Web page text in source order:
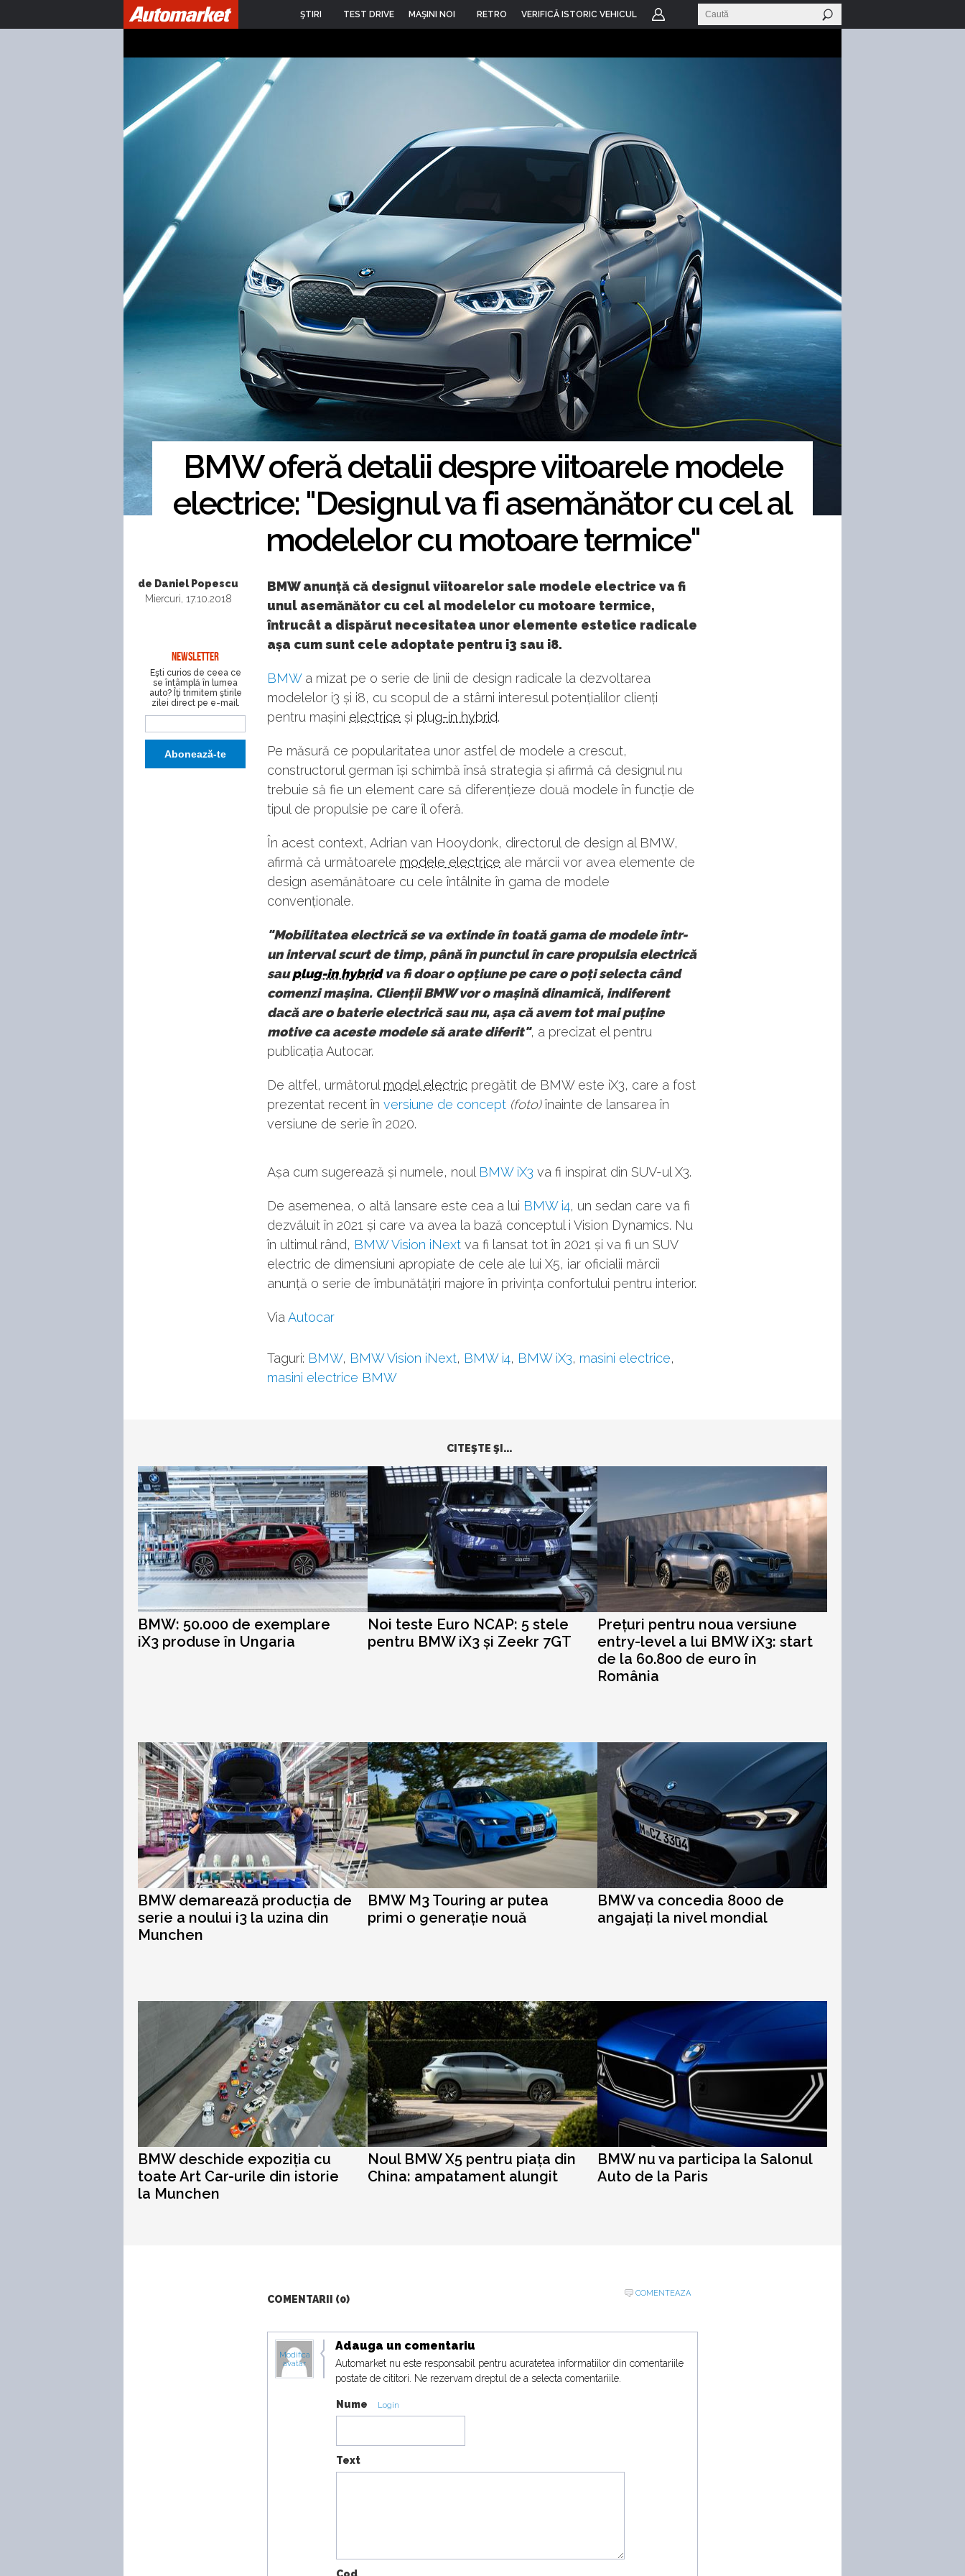
ŞTIRI TEST DRIVE MAŞINI NOI RETRO VERIFICĂ ISTORIC VEHICUL
BMW oferă detalii despre viitoarele modele
electrice: "Designul va fi asemănător cu cel al
modelelor cu motoare termice"
de Daniel Popescu
Miercuri, 17.10.2018
NEWSLETTER
Eşti curios de ceea ce
se întâmplă în lumea
auto? Îţi trimitem ştirile
zilei direct pe e-mail.
BMW anunță că designul viitoarelor sale modele electrice va fi
unul asemănător cu cel al modelelor cu motoare termice,
întrucât a dispărut necesitatea unor elemente estetice radicale
așa cum sunt cele adoptate pentru i3 sau i8.
BMWa mizat pe o serie de linii de design radicale la dezvoltarea
modelelor i3 și i8, cu scopul de a stârni interesul potențialilor clienți
pentru mașini electrice și plug-in hybrid.
Pe măsură ce popularitatea unor astfel de modele a crescut,
constructorul german își schimbă însă strategia și afirmă că designul nu
trebuie să fie un element care să diferențieze două modele în funcție de
tipul de propulsie pe care îl oferă.
În acest context, Adrian van Hooydonk, directorul de design al BMW,
afirmă că următoarele modele electrice ale mărcii vor avea elemente de
design asemănătoare cu cele întâlnite în gama de modele
convenționale.
"Mobilitatea electrică se va extinde în toată gama de modele într-
un interval scurt de timp, până în punctul în care propulsia electrică
sauplug-in hybridva fi doar o opțiune pe care o poți selecta când
comenzi mașina. Clienții BMW vor o mașină dinamică, indiferent
dacă are o baterie electrică sau nu, așa că avem tot mai puține
motive ca aceste modele să arate diferit", a precizat el pentru
publicația Autocar.
De altfel, următorul model electric pregătit de BMW este iX3, care a fost
prezentat recent în versiune de concept (foto)înainte de lansarea în
versiune de serie în 2020.
Așa cum sugerează și numele, noul BMW iX3 va fi inspirat din SUV-ul X3.
De asemenea, o altă lansare este cea a lui BMW i4, un sedan care va fi
dezvăluit în 2021 și care va avea la bază conceptul i Vision Dynamics. Nu
în ultimul rând, BMW Vision iNext va fi lansat tot în 2021 și va fi un SUV
electric de dimensiuni apropiate de cele ale lui X5, iar oficialii mărcii
anunță o serie de îmbunătățiri majore în privința confortului pentru interior.
Via Autocar
Taguri: BMW, BMW Vision iNext, BMW i4, BMW iX3, masini electrice,
masini electrice BMW
CITEŞTE ŞI...
BMW: 50.000 de exemplare
iX3 produse în Ungaria
Noi teste Euro NCAP: 5 stele
pentru BMW iX3 și Zeekr 7GT
Prețuri pentru noua versiune
entry-level a lui BMW iX3: start
de la 60.800 de euro în
România
BMW demarează producția de
serie a noului i3 la uzina din
Munchen
BMW M3 Touring ar putea
primi o generație nouă
BMW va concedia 8000 de
angajați la nivel mondial
BMW deschide expoziția cu
toate Art Car-urile din istorie
la Munchen
Noul BMW X5 pentru piața din
China: ampatament alungit
BMW nu va participa la Salonul
Auto de la Paris
COMENTARII (0)
COMENTEAZA
Modifica
avatar
Adauga un comentariu
Automarket nu este responsabil pentru acuratetea informatiilor din comentariile
postate de cititori. Ne rezervam dreptul de a selecta comentariile.
Nume Login
Text